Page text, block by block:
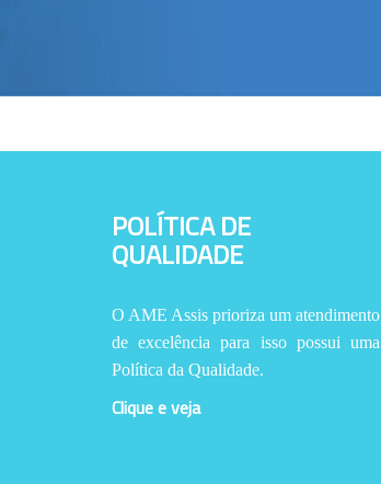
POLÍTICA DE
QUALIDADE
O AME Assis prioriza um atendimento
de excelência para isso possui uma
Política da Qualidade.
Clique e veja